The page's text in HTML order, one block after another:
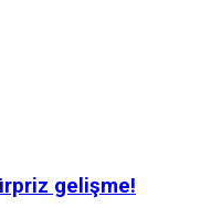
gelişme!